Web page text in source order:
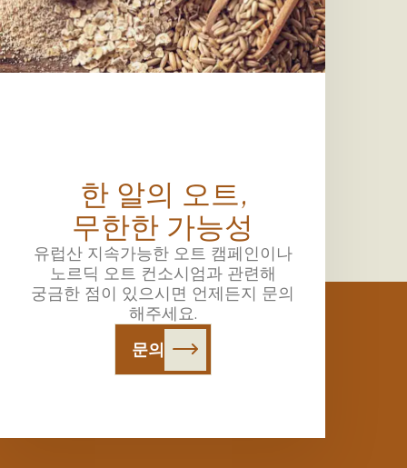
한 알의 오트,
무한한 가능성
유럽산 지속가능한 오트 캠페인이나
노르딕 오트 컨소시엄과 관련해
궁금한 점이 있으시면 언제든지 문의
해주세요.
문의